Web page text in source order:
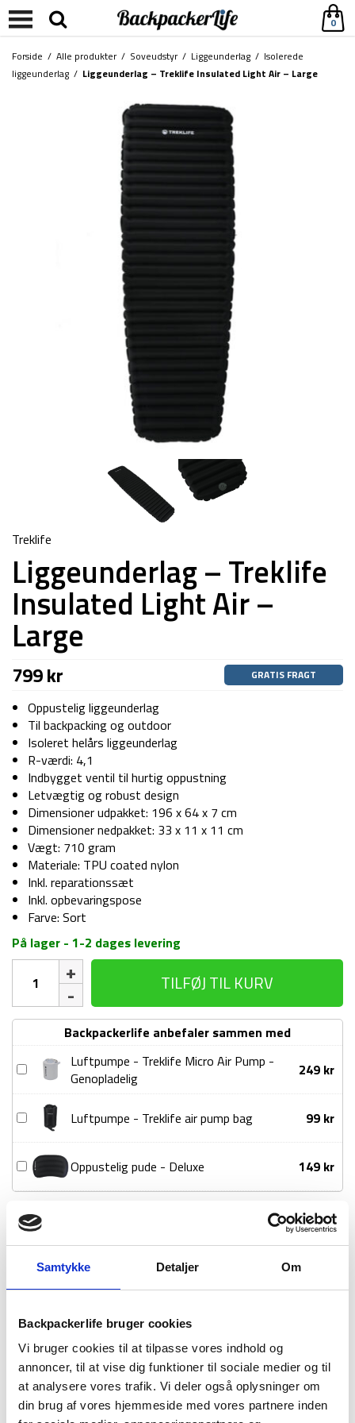
Samtykke Detaljer Om
Backpackerlife bruger cookies
Vi bruger cookies til at tilpasse vores indhold og
annoncer, til at vise dig funktioner til sociale medier og til
at analysere vores trafik. Vi deler også oplysninger om
din brug af vores hjemmeside med vores partnere inden
0
Forside / Alle produkter/ Soveudstyr/ Liggeunderlag / Isolerede
liggeunderlag / Liggeunderlag – Treklife Insulated Light Air – Large
Treklife
Liggeunderlag – Treklife
Insulated Light Air –
Large
799kr GRATIS FRAGT
Oppustelig liggeunderlag
Til backpacking og outdoor
Isoleret helårs liggeunderlag
R-værdi: 4,1
Indbygget ventil til hurtig oppustning
Letvægtig og robust design
Dimensioner udpakket: 196 x 64 x 7 cm
Dimensioner nedpakket: 33 x 11 x 11 cm
Vægt: 710 gram
Materiale: TPU coated nylon
Inkl. reparationssæt
Inkl. opbevaringspose
Farve: Sort
På lager - 1-2 dages levering
Liggeunderlag
Treklife
Insulated
Large
TILFØJ TIL KURV
Backpackerlife anbefaler sammen med
Luftpumpe
Treklife
Micro
Air
Pump
-
Genopladelig
Luftpumpe - Treklife Micro Air Pump -
Genopladelig
249 kr
Luftpumpe
Treklife
air
pump
Luftpumpe - Treklife air pump bag 99 kr
Oppustelig
pude
Deluxe
Oppustelig pude - Deluxe 149 kr
100 dages
returret
BESKRIVELSE BRAND FAQ
Dette liggeunderlag fra Treklife er i modellen Insulated Light
Air Large, som er et isoleret helårs-liggeunderlag. Insulated